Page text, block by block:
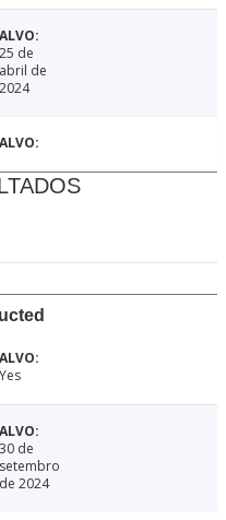
25 de
abril de
2024
Yes
30 de
setembro
de 2024